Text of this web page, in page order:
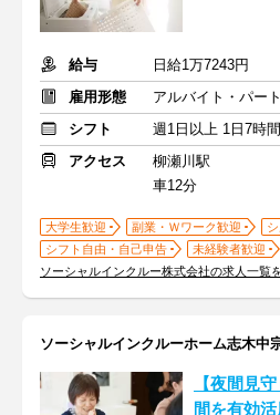
給与
日給1万7243円
雇用形態
アルバイト・パート
シフト
週1日以上 1日7時
アクセス
柳瀬川駅
車12分
大学生歓迎 副業・Ｗワーク歓迎
シフト自由・自己申告
未経験者歓迎
ソーシャルインクルー株式会社の求人一覧
ソーシャルインクルーホーム志木中
【夜間見
間を有効